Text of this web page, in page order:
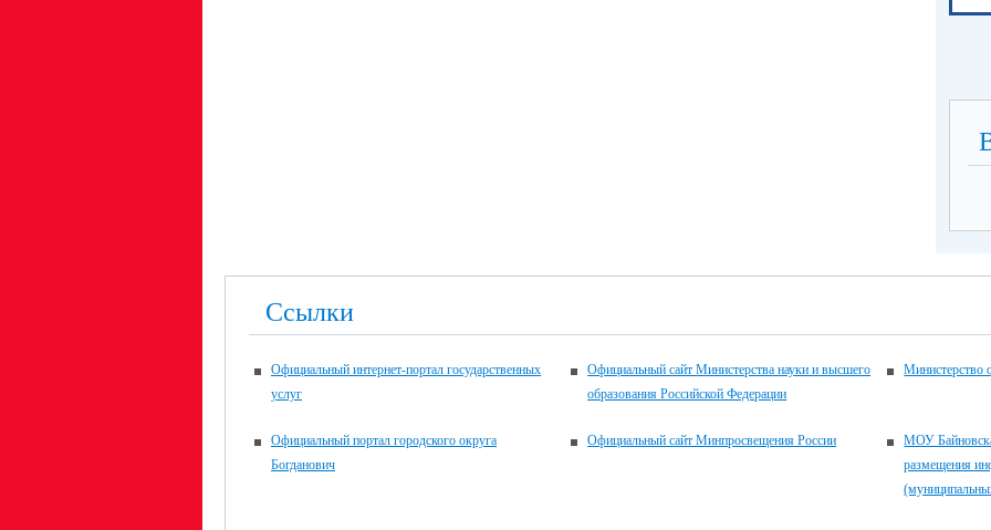
Ссылки
Официальный интернет-портал государственных
услуг
Официальный сайт Министерства науки и высшего
образования Российской Федерации
Министерство
Официальный портал городского округа
Богданович
Официальный сайт Минпросвещения России
МОУ
размещения